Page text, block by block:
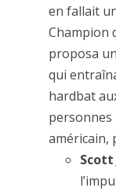
en fallait
Champion
proposa
qui
hardbat
américain,
Scott